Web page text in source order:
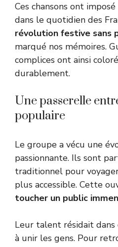
Ces chansons ont
dans le quotidien des
révolution festive sans
marqué nos mémoires.
complices ont ainsi
durablement.
Une passerelle
populaire
Le groupe a vécu une
passionnante. Ils sont
traditionnel pour
plus accessible. Cette
toucher un public
Leur talent résidait
à unir les gens. Pour